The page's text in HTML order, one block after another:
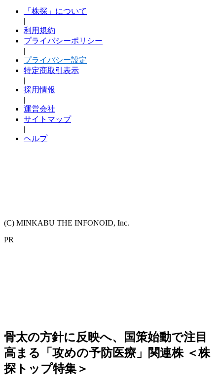
「株探」について
|
利用規約
プライバシーポリシー
|
プライバシー設定
特定商取引表示
|
採用情報
|
運営会社
サイトマップ
|
ヘルプ
(C) MINKABU THE INFONOID, Inc.
PR
骨太の方針に反映へ、国策始動で注目
高まる「攻めの予防医療」関連株 ＜株
探トップ特集＞